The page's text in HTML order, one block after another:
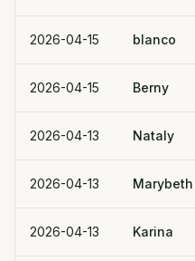
2026-04-15 blanco
2026-04-15 Berny
2026-04-13 Nataly
2026-04-13 Marybeth
2026-04-13 Karina